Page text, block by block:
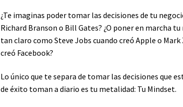
¿Te imaginas poder tomar las decisiones de tu
Richard Branson o Bill Gates? ¿O poner en marcha
tan claro como Steve Jobs cuando creó Apple o
creó Facebook?
Lo único que te separa de tomar las decisiones que
de éxito toman a diario es tu metalidad: Tu Mindset.